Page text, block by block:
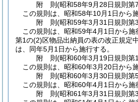
附 則(昭和58年9月28日規則第
この規則は、昭和58年10月1日から
附 則(昭和59年3月31日規則第
この規則は、昭和59年4月1日から施
第1の(2)区物品出納員の表の改正規定
は、同年5月1日から施行する。
附 則(昭和60年3月19日規則第
この規則は、昭和60年3月20日から
附 則(昭和60年3月30日規則第
この規則は、昭和60年4月1日から施
附 則(昭和61年3月31日規則第